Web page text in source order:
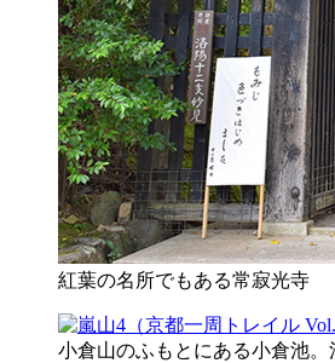
紅葉の名所でもある常寂光寺
小倉山のふもとにある小倉池